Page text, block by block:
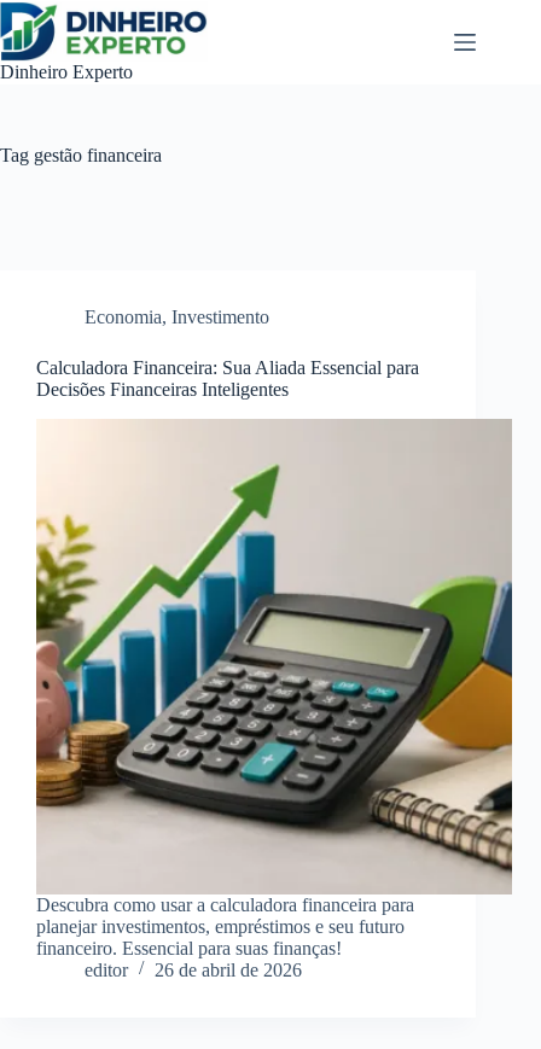
Pular
para
o
conteúdo
Dinheiro Experto
Tag gestão financeira
Economia, Investimento
Calculadora Financeira: Sua Aliada Essencial para
Decisões Financeiras Inteligentes
Descubra como usar a calculadora financeira para
planejar investimentos, empréstimos e seu futuro
financeiro. Essencial para suas finanças!
editor
26 de abril de 2026